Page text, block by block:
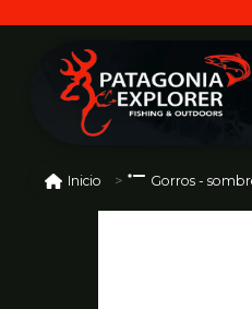
Inicio Gorros -